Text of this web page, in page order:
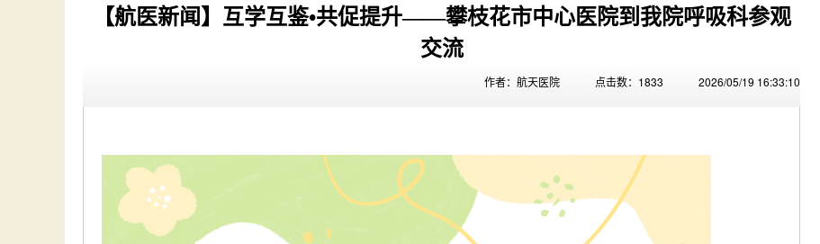
【航医新闻】互学互鉴•共促提升——攀枝花市中心医院到我院呼吸科参观
交流
作者：航天医院 点击数：1833 2026/05/19 16:33:10